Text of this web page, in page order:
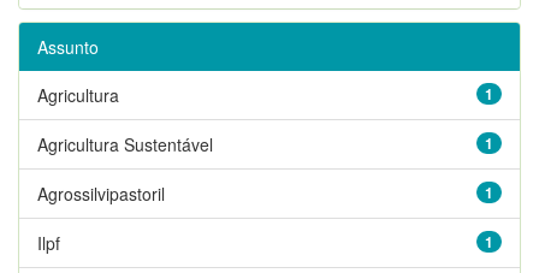
Assunto
1
Agricultura
1
Agricultura Sustentável
1
Agrossilvipastoril
1
Ilpf